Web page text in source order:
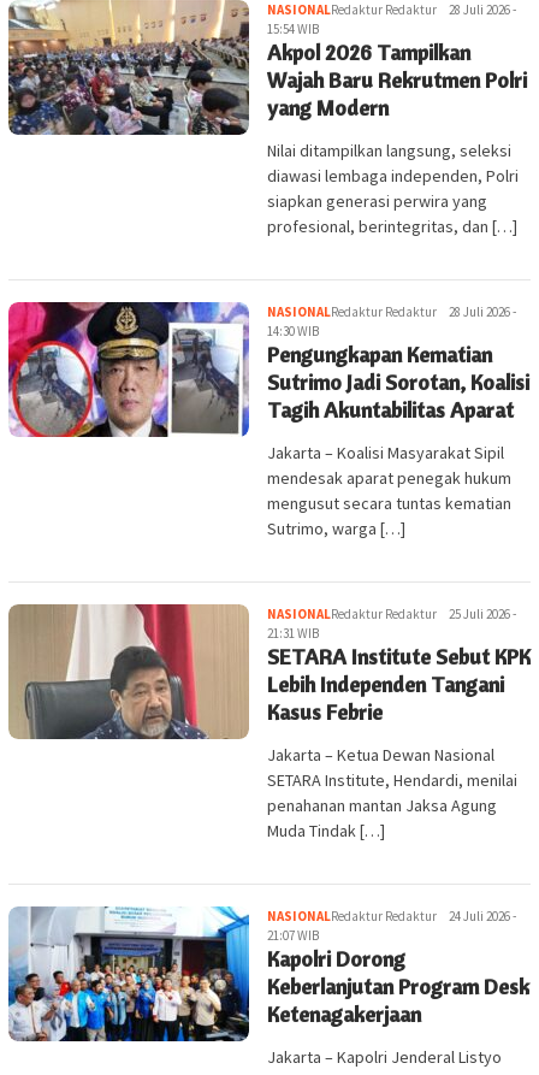
NASIONALRedaktur Redaktur
28 Juli 2026 -
15:54 WIB
Akpol 2026 Tampilkan
Wajah Baru Rekrutmen Polri
yang Modern
Nilai ditampilkan langsung, seleksi
diawasi lembaga independen, Polri
siapkan generasi perwira yang
profesional, berintegritas, dan […]
NASIONALRedaktur Redaktur
28 Juli 2026 -
14:30 WIB
Pengungkapan Kematian
Sutrimo Jadi Sorotan, Koalisi
Tagih Akuntabilitas Aparat
Jakarta – Koalisi Masyarakat Sipil
mendesak aparat penegak hukum
mengusut secara tuntas kematian
Sutrimo, warga […]
NASIONALRedaktur Redaktur
25 Juli 2026 -
21:31 WIB
SETARA Institute Sebut KPK
Lebih Independen Tangani
Kasus Febrie
Jakarta – Ketua Dewan Nasional
SETARA Institute, Hendardi, menilai
penahanan mantan Jaksa Agung
Muda Tindak […]
NASIONALRedaktur Redaktur
24 Juli 2026 -
21:07 WIB
Kapolri Dorong
Keberlanjutan Program Desk
Ketenagakerjaan
Jakarta – Kapolri Jenderal Listyo